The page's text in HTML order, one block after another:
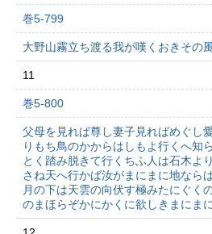
巻5-799
大野山霧立ち渡る我が嘆くおきその
11
巻5-800
父母を見れば尊し妻子見ればめぐし
りもち鳥のかからはしもよ行くへ知
とく踏み脱きて行くちふ人は石木よ
さね天へ行かば汝がまにまに地なら
月の下は天雲の向伏す極みたにぐく
のまほらぞかにかくに欲しきまにま